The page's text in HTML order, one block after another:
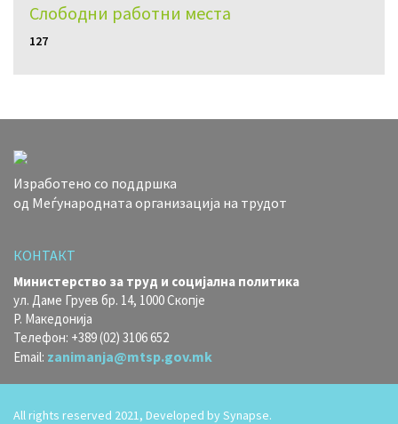
Слободни работни местa
127
Изработено со поддршка
од Меѓународната организација на трудот
КОНТАКТ
Министерство за труд и социјална политика
ул. Даме Груев бр. 14, 1000 Скопје
Р. Македонија
Телефон: +389 (02) 3106 652
Email: zanimanja@mtsp.gov.mk
All rights reserved 2021, Developed bySynapse.